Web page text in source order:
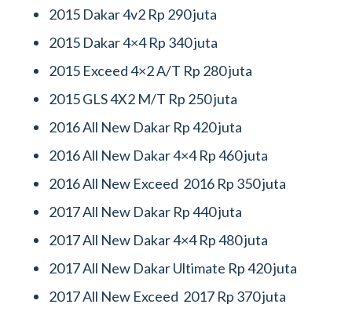
2015 Dakar 4v2 Rp 290 juta
2015 Dakar 4×4 Rp 340 juta
2015 Exceed 4×2 A/T Rp 280 juta
2015 GLS 4X2 M/T Rp 250 juta
2016 All New Dakar Rp 420 juta
2016 All New Dakar 4×4 Rp 460 juta
2016 All New Exceed 2016 Rp 350 juta
2017 All New Dakar Rp 440 juta
2017 All New Dakar 4×4 Rp 480 juta
2017 All New Dakar Ultimate Rp 420 juta
2017 All New Exceed 2017 Rp 370 juta